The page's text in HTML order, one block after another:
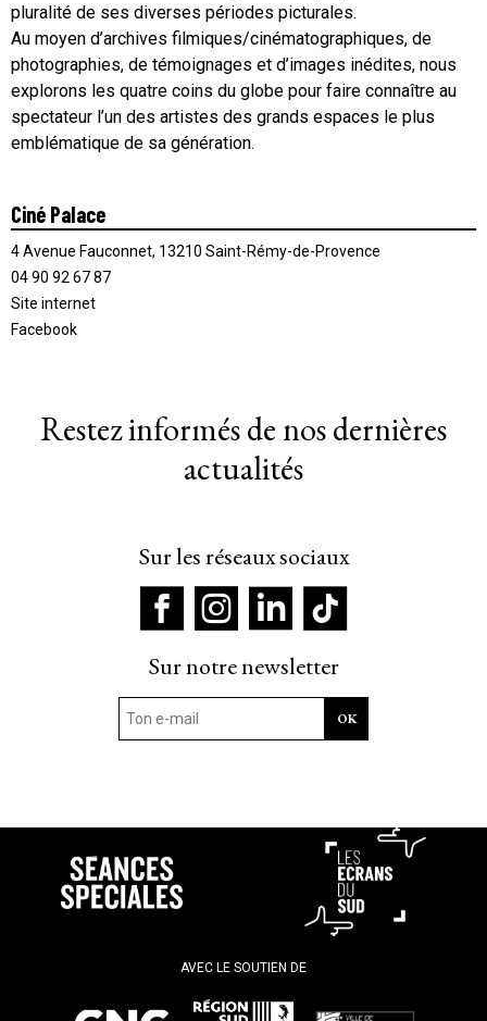
pluralité de ses diverses périodes picturales.
Au moyen d’archives filmiques/cinématographiques, de
photographies, de témoignages et d’images inédites, nous
explorons les quatre coins du globe pour faire connaître au
spectateur l’un des artistes des grands espaces le plus
emblématique de sa génération.
Ciné Palace
4 Avenue Fauconnet, 13210 Saint-Rémy-de-Provence
04 90 92 67 87
Site internet
Facebook
Restez informés de nos dernières
actualités
Sur les réseaux sociaux
Sur notre newsletter
AVEC LE SOUTIEN DE